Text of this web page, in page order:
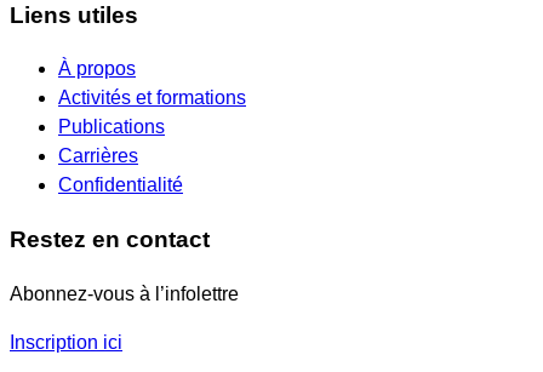
Liens utiles
À propos
Activités et formations
Publications
Carrières
Confidentialité
Restez en contact
Abonnez-vous à l’infolettre
Inscription ici